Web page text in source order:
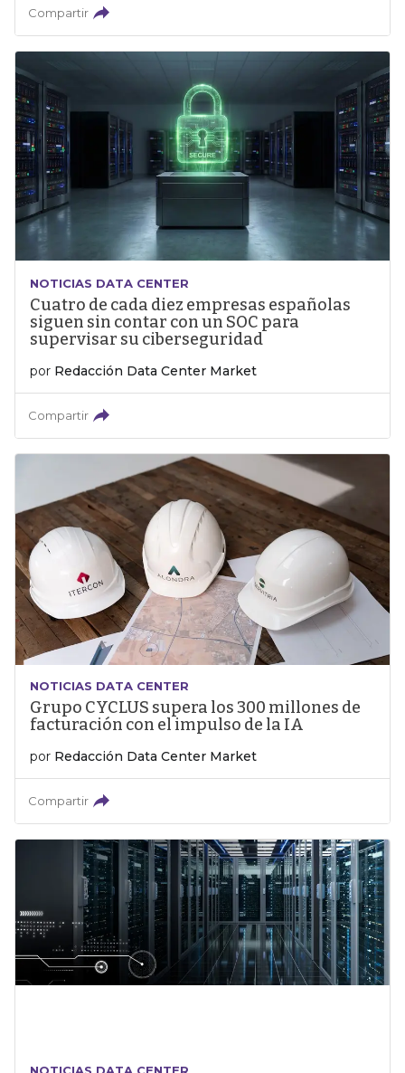
Compartir
NOTICIAS DATA CENTER
Cuatro de cada diez empresas españolas
siguen sin contar con un SOC para
supervisar su ciberseguridad
por Redacción Data Center Market
Compartir
NOTICIAS DATA CENTER
Grupo CYCLUS supera los 300 millones de
facturación con el impulso de la IA
por Redacción Data Center Market
Compartir